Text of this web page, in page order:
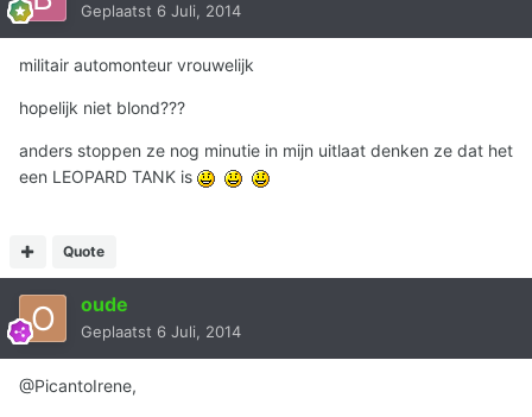
Geplaatst 6 Juli, 2014
militair automonteur vrouwelijk
hopelijk niet blond???
anders stoppen ze nog minutie in mijn uitlaat denken ze dat het
een LEOPARD TANK is
Quote
oude
Geplaatst 6 Juli, 2014
@PicantoIrene,